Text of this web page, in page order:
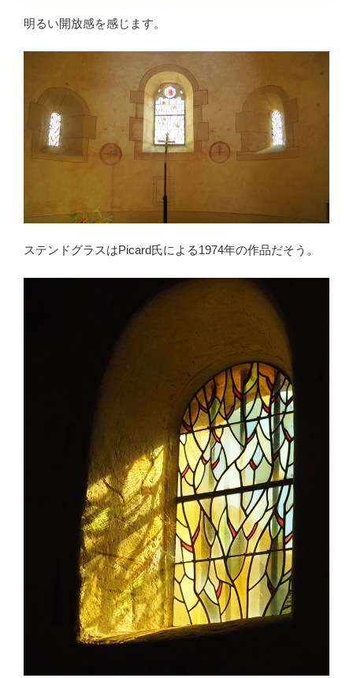
明るい開放感を感じます。
ステンドグラスはPicard氏による1974年の作品だそう。